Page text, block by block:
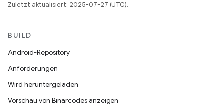
Zuletzt aktualisiert: 2025-07-27 (UTC).
BUILD
Android-Repository
Anforderungen
Wird heruntergeladen
Vorschau von Binärcodes anzeigen